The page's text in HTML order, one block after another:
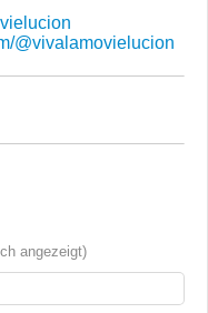
@vivalamovielucion
angezeigt)